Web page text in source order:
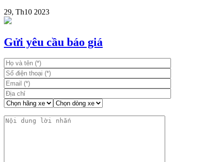
29, Th10 2023
Gửi yêu cầu báo giá